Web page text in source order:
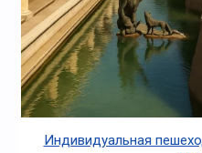
Индивидуальная